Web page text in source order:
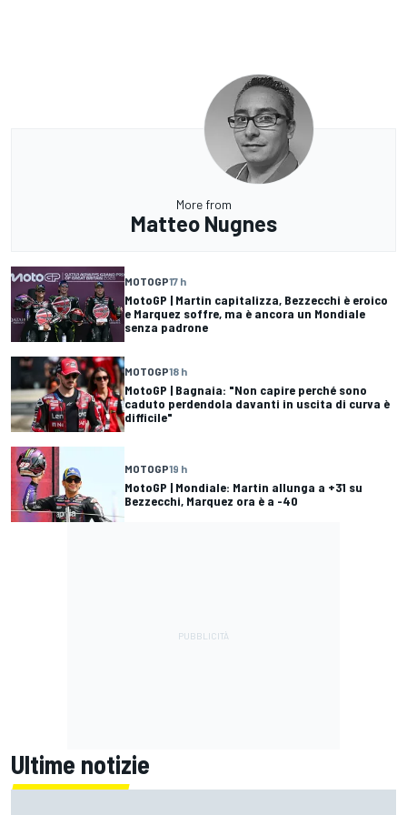
More from
Matteo Nugnes
MOTOGP17 h
MotoGP | Martin capitalizza, Bezzecchi è eroico
e Marquez soffre, ma è ancora un Mondiale
senza padrone
MOTOGP18 h
MotoGP | Bagnaia: "Non capire perché sono
caduto perdendola davanti in uscita di curva è
difficile"
MOTOGP19 h
MotoGP | Mondiale: Martin allunga a +31 su
Bezzecchi, Marquez ora è a -40
Ultime notizie